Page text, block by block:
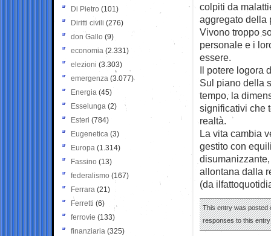
colpiti da
aggregato della
Vivono troppo
personale e i
essere.
Il potere logora
Sul piano della
tempo, la
significativi che
realtà.
La vita cambia
gestito con
allontana dalla
(da
This entry was posted
responses to this
Di Pietro (101)
Diritti civili (276)
don Gallo (9)
economia (2.331)
elezioni (3.303)
emergenza (3.077)
Energia (45)
Esselunga (2)
Esteri (784)
Eugenetica (3)
Europa (1.314)
Fassino (13)
federalismo (167)
Ferrara (21)
Ferretti (6)
ferrovie (133)
finanziaria (325)